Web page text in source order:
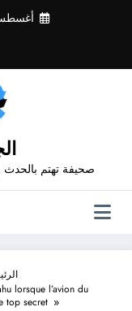
أغسطس 6,
صحيفة تهتم بالحدث
lorsque l’avion du
top secret